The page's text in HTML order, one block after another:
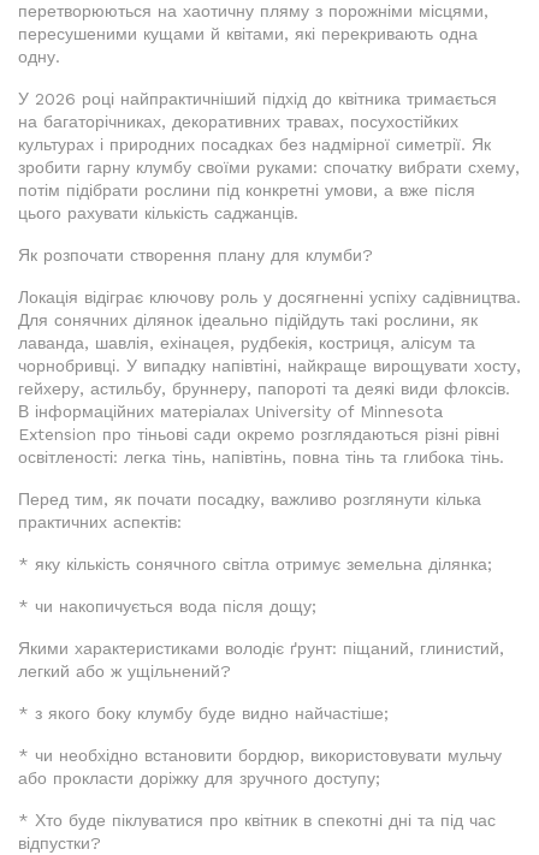
перетворюються на хаотичну пляму з порожніми місцями,
пересушеними кущами й квітами, які перекривають одна
одну.
У 2026 році найпрактичніший підхід до квітника тримається
на багаторічниках, декоративних травах, посухостійких
культурах і природних посадках без надмірної симетрії. Як
зробити гарну клумбу своїми руками: спочатку вибрати схему,
потім підібрати рослини під конкретні умови, а вже після
цього рахувати кількість саджанців.
Як розпочати створення плану для клумби?
Локація відіграє ключову роль у досягненні успіху садівництва.
Для сонячних ділянок ідеально підійдуть такі рослини, як
лаванда, шавлія, ехінацея, рудбекія, костриця, алісум та
чорнобривці. У випадку напівтіні, найкраще вирощувати хосту,
гейхеру, астильбу, бруннеру, папороті та деякі види флоксів.
В інформаційних матеріалах University of Minnesota
Extension про тіньові сади окремо розглядаються різні рівні
освітленості: легка тінь, напівтінь, повна тінь та глибока тінь.
Перед тим, як почати посадку, важливо розглянути кілька
практичних аспектів:
* яку кількість сонячного світла отримує земельна ділянка;
* чи накопичується вода після дощу;
Якими характеристиками володіє ґрунт: піщаний, глинистий,
легкий або ж ущільнений?
* з якого боку клумбу буде видно найчастіше;
* чи необхідно встановити бордюр, використовувати мульчу
або прокласти доріжку для зручного доступу;
* Хто буде піклуватися про квітник в спекотні дні та під час
відпустки?